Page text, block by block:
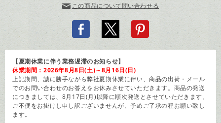
この商品について問い合わせる
【夏期休業に伴う業務遅滞のお知らせ】
休業期間：2026年8月8日(土)～8月16日(日)
上記期間、誠に勝手ながら弊社夏期休業に伴い、商品の出荷・メール
でのお問い合わせのお答えをお休みさせていただきます。商品の発送
につきましては、8月17日(月)以降に順次発送とさせていただきます。
ご不便をお掛けし申し訳ございませんが、予めご了承の程お願い致し
ます。